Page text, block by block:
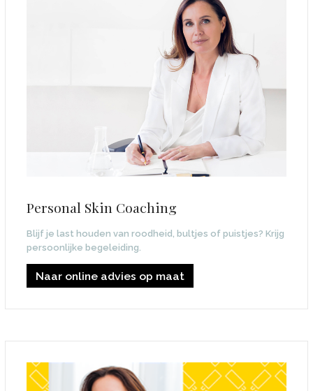
Personal Skin Coaching
Blijf je last houden van roodheid, bultjes of puistjes? Krijg
persoonlijke begeleiding.
Naar online advies op maat